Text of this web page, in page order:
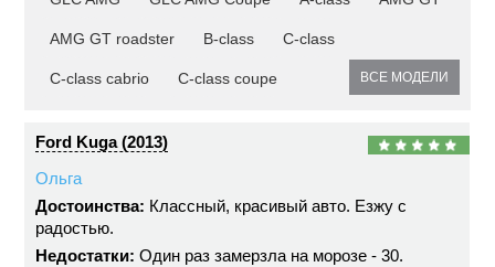
AMG GT roadster B-class C-class
C-class cabrio C-class coupe ВСЕ МОДЕЛИ
Ford Kuga (2013)
Ольга
Достоинства: Классный, красивый авто. Езжу с
радостью.
Недостатки: Один раз замерзла на морозе - 30.